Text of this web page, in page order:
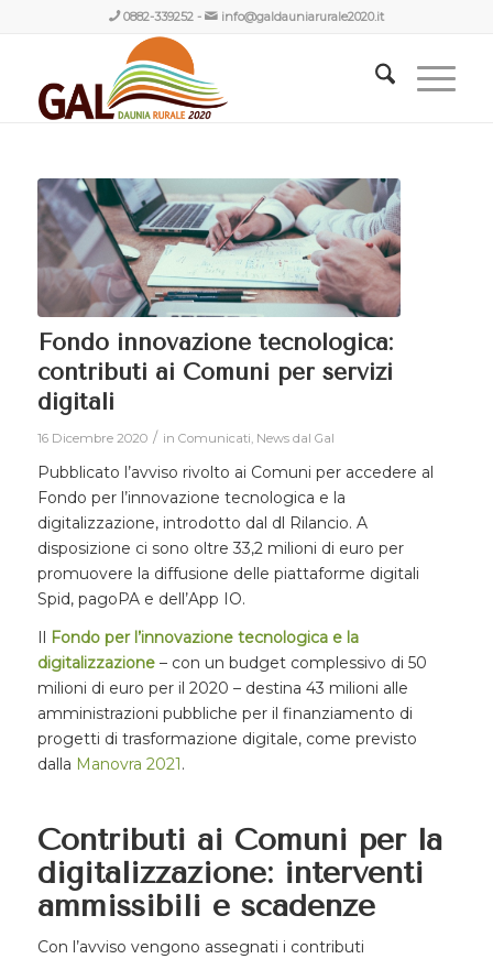
0882-339252- info@galdauniarurale2020.it
Fondo innovazione tecnologica:
contributi ai Comuni per servizi
digitali
16 Dicembre 2020 / in Comunicati News dal Gal
Pubblicato l’avviso rivolto ai Comuni per accedere al
Fondo per l’innovazione tecnologica e la
digitalizzazione, introdotto dal dl Rilancio. A
disposizione ci sono oltre 33,2 milioni di euro per
promuovere la diffusione delle piattaforme digitali
Spid, pagoPA e dell’App IO.
Il Fondo per l’innovazione tecnologica e la
digitalizzazione– con un budget complessivo di 50
milioni di euro per il 2020 – destina 43 milioni alle
amministrazioni pubbliche per il finanziamento di
progetti di trasformazione digitale, come previsto
dalla Manovra 2021.
Contributi ai Comuni per la
digitalizzazione: interventi
ammissibili e scadenze
Con l’avviso vengono assegnati i contributi